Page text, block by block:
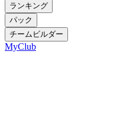
ランキング
パック
チームビルダー
MyClub